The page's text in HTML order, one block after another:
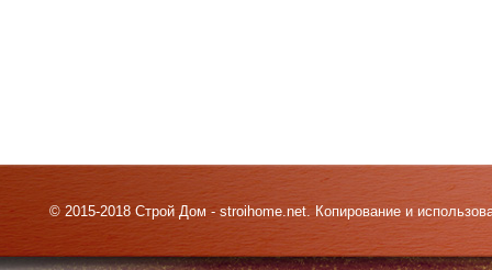
© 2015-2018 Строй Дом - stroihome.net. Копирование и